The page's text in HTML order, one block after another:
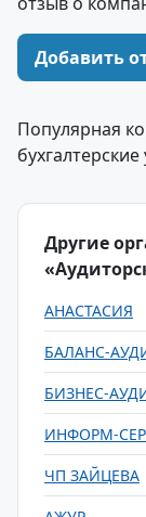
Добавить
Популярная
бухгалтерские
Другие
АНАСТАСИЯ
БАЛАНС-
БИЗНЕС-
ИНФОРМ-
ЧП ЗАЙЦЕВА